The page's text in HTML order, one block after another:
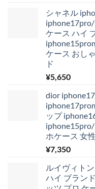
シャネル
ケース ハイ
ケース おし
ド
¥5,650
dior
ップ
ホケース 女
¥7,350
ルイヴィト
ハイ ブラン